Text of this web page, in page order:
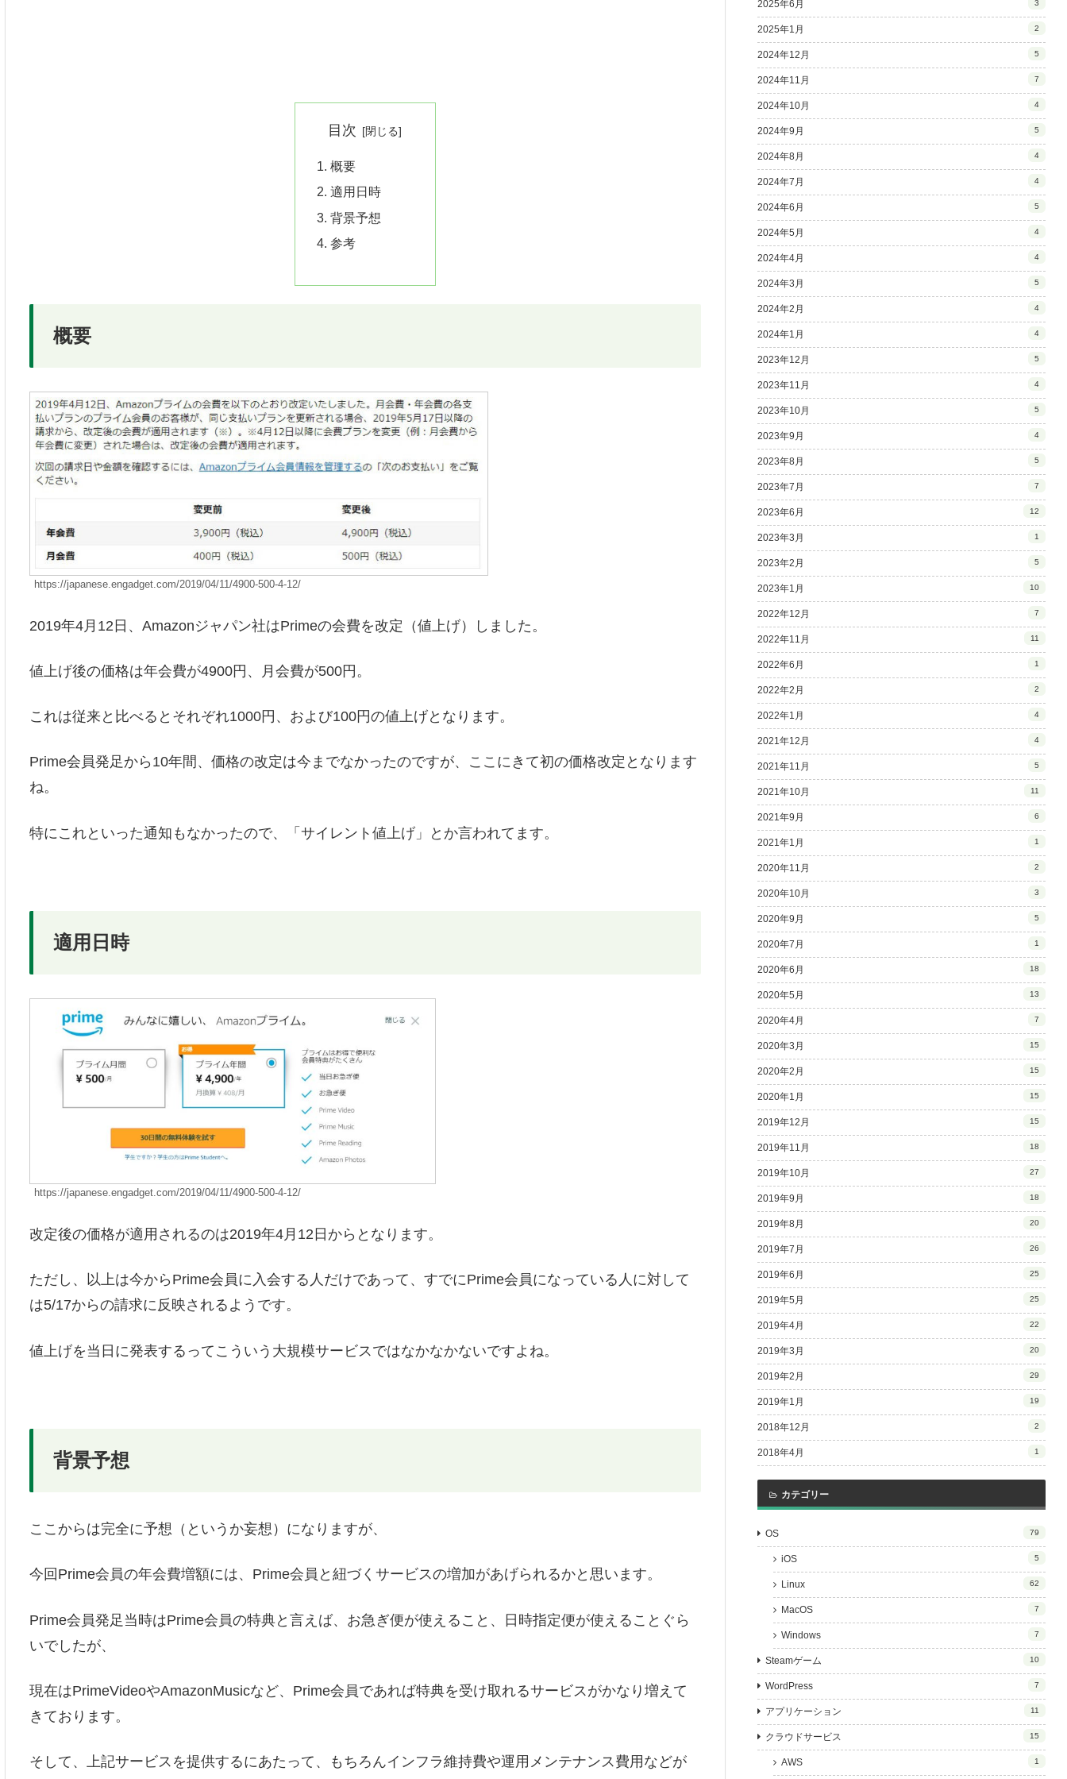
目次
概要
適用日時
背景予想
参考
概要
https://japanese.engadget.com/2019/04/11/4900-500-4-12/
2019年4月12日、Amazonジャパン社はPrimeの会費を改定（値上げ）しました。
値上げ後の価格は年会費が4900円、月会費が500円。
これは従来と比べるとそれぞれ1000円、および100円の値上げとなります。
Prime会員発足から10年間、価格の改定は今までなかったのですが、ここにきて初の価格改定となります
ね。
特にこれといった通知もなかったので、「サイレント値上げ」とか言われてます。
適用日時
https://japanese.engadget.com/2019/04/11/4900-500-4-12/
改定後の価格が適用されるのは2019年4月12日からとなります。
ただし、以上は今からPrime会員に入会する人だけであって、すでにPrime会員になっている人に対して
は5/17からの請求に反映されるようです。
値上げを当日に発表するってこういう大規模サービスではなかなかないですよね。
背景予想
ここからは完全に予想（というか妄想）になりますが、
今回Prime会員の年会費増額には、Prime会員と紐づくサービスの増加があげられるかと思います。
Prime会員発足当時はPrime会員の特典と言えば、お急ぎ便が使えること、日時指定便が使えることぐら
いでしたが、
現在はPrimeVideoやAmazonMusicなど、Prime会員であれば特典を受け取れるサービスがかなり増えて
きております。
そして、上記サービスを提供するにあたって、もちろんインフラ維持費や運用メンテナンス費用などが
2025年6月 3
2025年1月 2
2024年12月 5
2024年11月 7
2024年10月 4
2024年9月 5
2024年8月 4
2024年7月 4
2024年6月 5
2024年5月 4
2024年4月 4
2024年3月 5
2024年2月 4
2024年1月 4
2023年12月 5
2023年11月 4
2023年10月 5
2023年9月 4
2023年8月 5
2023年7月 7
2023年6月 12
2023年3月 1
2023年2月 5
2023年1月 10
2022年12月 7
2022年11月 11
2022年6月 1
2022年2月 2
2022年1月 4
2021年12月 4
2021年11月 5
2021年10月 11
2021年9月 6
2021年1月 1
2020年11月 2
2020年10月 3
2020年9月 5
2020年7月 1
2020年6月 18
2020年5月 13
2020年4月 7
2020年3月 15
2020年2月 15
2020年1月 15
2019年12月 15
2019年11月 18
2019年10月 27
2019年9月 18
2019年8月 20
2019年7月 26
2019年6月 25
2019年5月 25
2019年4月 22
2019年3月 20
2019年2月 29
2019年1月 19
2018年12月 2
2018年4月 1
カテゴリー
OS 79
iOS 5
Linux 62
MacOS 7
Windows 7
Steamゲーム 10
WordPress 7
アプリケーション 11
クラウドサービス 15
AWS 1